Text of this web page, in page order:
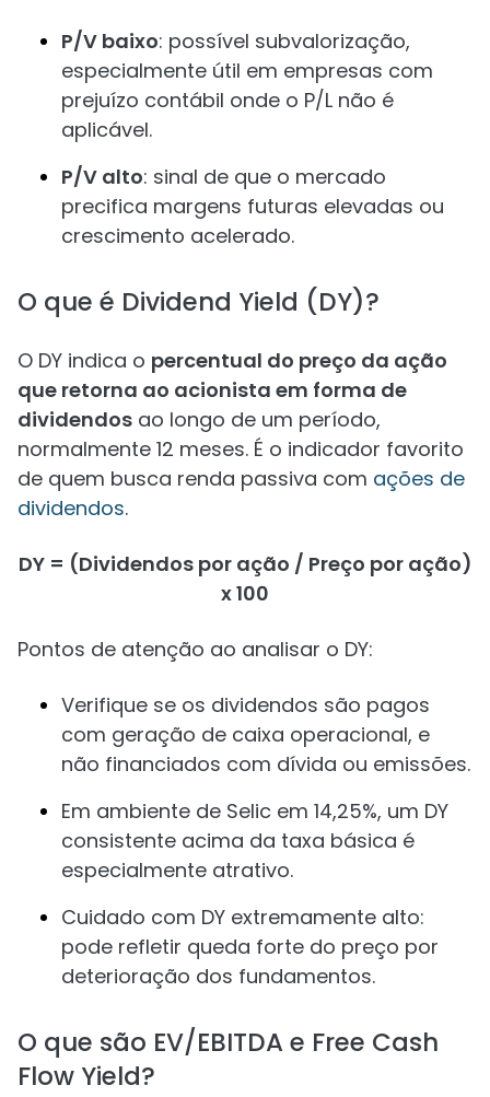
P/V baixo: possível subvalorização,
especialmente útil em empresas com
prejuízo contábil onde o P/L não é
aplicável.
P/V alto: sinal de que o mercado
precifica margens futuras elevadas ou
crescimento acelerado.
O que é Dividend Yield (DY)?
O DY indica o percentual do preço da ação
que retorna ao acionista em forma de
dividendos ao longo de um período,
normalmente 12 meses. É o indicador favorito
de quem busca renda passiva com ações de
dividendos.
DY = (Dividendos por ação / Preço por ação)
x 100
Pontos de atenção ao analisar o DY:
Verifique se os dividendos são pagos
com geração de caixa operacional, e
não financiados com dívida ou emissões.
Em ambiente de Selic em 14,25%, um DY
consistente acima da taxa básica é
especialmente atrativo.
Cuidado com DY extremamente alto:
pode refletir queda forte do preço por
deterioração dos fundamentos.
O que são EV/EBITDA e Free Cash
Flow Yield?